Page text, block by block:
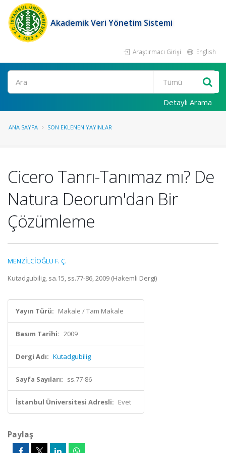
Akademik Veri Yönetim Sistemi
Araştırmacı Girişi English
Ara
Detaylı Arama
ANA SAYFA SON EKLENEN YAYINLAR
Cicero Tanrı-Tanımaz mı? De
Natura Deorum'dan Bir
Çözümleme
MENZİLCİOĞLU F. Ç.
Kutadgubilig, sa.15, ss.77-86, 2009 (Hakemli Dergi)
Yayın Türü: Makale / Tam Makale
Basım Tarihi: 2009
Dergi Adı: Kutadgubilig
Sayfa Sayıları: ss.77-86
İstanbul Üniversitesi Adresli: Evet
Paylaş